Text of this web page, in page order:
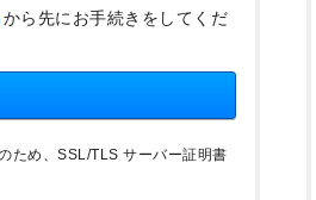
から先にお手続きをしてくだ
ため、SSL/TLS サーバー証明書